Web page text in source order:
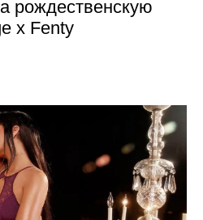
рождественскую
x Fenty